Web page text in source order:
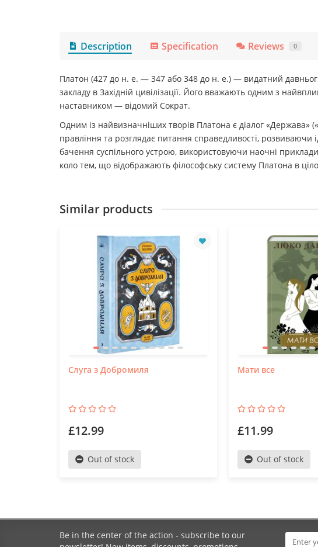
Description Specification Reviews 0
Платон (427 до н. е. — 347 або 348 до н. е.) — видатний
закладу в Західній цивілізації. Його вважають одним з
наставником — відомий Сократ.
Одним із найвизначніших творів Платона є діалог «Держава»
правління та розглядає питання справедливості, розвиваючи
бачення суспільного устрою, використовуючи наочні
коло тем, що відображають філософську систему Платона в
Similar products
Слуга з Добромиля
£12.99
Out of stock
Мати все
£11.99
Out of stock
Be in the center of the action - subscribe to our